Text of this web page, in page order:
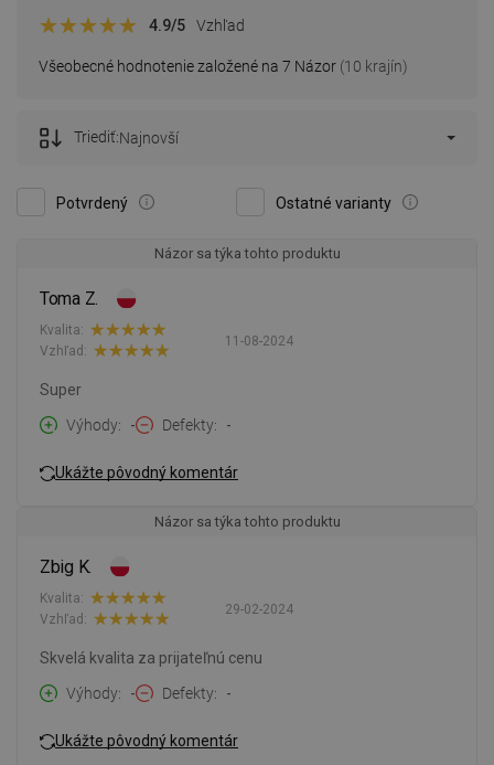
Všeobecné hodnotenie založené na 7 Názor (10 krajín)
4.9/5 Vzhľad
Potvrdený Ostatné varianty
Triediť:Najnovší
Názor sa týka tohto produktu
Toma Z.
11-08-2024
Kvalita:
Vzhľad:
Super
Výhody
- Defekty -
Ukážte pôvodný komentár
Názor sa týka tohto produktu
Zbig K.
29-02-2024
Kvalita:
Vzhľad:
Skvelá kvalita za prijateľnú cenu
Výhody
- Defekty -
Ukážte pôvodný komentár